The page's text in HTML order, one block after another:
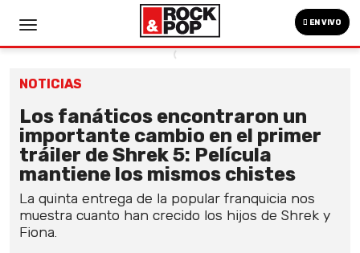
EN VIVO
NOTICIAS
Los fanáticos encontraron un
importante cambio en el primer
tráiler de Shrek 5: Película
mantiene los mismos chistes
La quinta entrega de la popular franquicia nos
muestra cuanto han crecido los hijos de Shrek y
Fiona.